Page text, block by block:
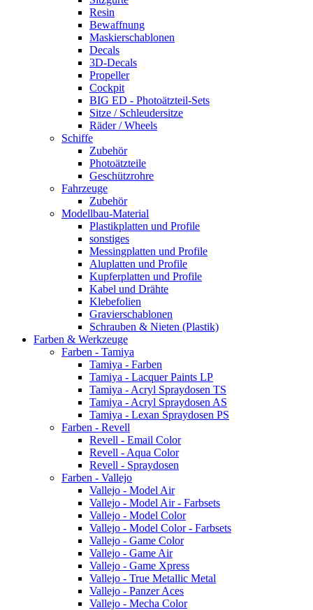
Resin
Bewaffnung
Maskierschablonen
Decals
3D-Decals
Propeller
Cockpit
BIG ED - Photoätzteil-Sets
Sitze / Schleudersitze
Räder / Wheels
Schiffe
Zubehör
Photoätzteile
Geschützrohre
Fahrzeuge
Zubehör
Modellbau-Material
Plastikplatten und Profile
sonstiges
Messingplatten und Profile
Aluplatten und Profile
Kupferplatten und Profile
Kabel und Drähte
Klebefolien
Gravierschablonen
Schrauben & Nieten (Plastik)
Farben & Werkzeuge
Farben - Tamiya
Tamiya - Farben
Tamiya - Lacquer Paints LP
Tamiya - Acryl Spraydosen TS
Tamiya - Acryl Spraydosen AS
Tamiya - Lexan Spraydosen PS
Farben - Revell
Revell - Email Color
Revell - Aqua Color
Revell - Spraydosen
Farben - Vallejo
Vallejo - Model Air
Vallejo - Model Air - Farbsets
Vallejo - Model Color
Vallejo - Model Color - Farbsets
Vallejo - Game Color
Vallejo - Game Air
Vallejo - Game Xpress
Vallejo - True Metallic Metal
Vallejo - Panzer Aces
Vallejo - Mecha Color